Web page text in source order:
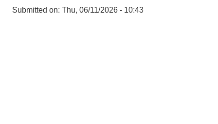
Submitted on: Thu, 06/11/2026 - 10:43